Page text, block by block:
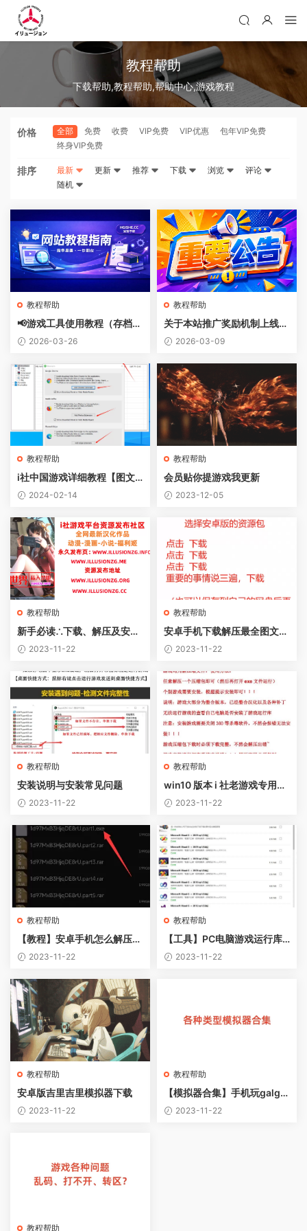
教程帮助
下载帮助,教程帮助,帮助中心,游戏教程
价格 全部 免费 收费 VIP免费 VIP优惠
包年VIP免费
终身VIP免费
排序 最新 更新 推荐 下载 浏览
评论
随机
教程帮助
📢游戏工具使用教程（存档修
改 & 游戏辅助）
2026-03-26
教程帮助
关于本站推广奖励机制上线的
公告2026-03-09
教程帮助
i社中国游戏详细教程【图文
篇】2024-02-14
教程帮助
会员贴你提游戏我更新
2023-12-05
教程帮助
新手必读∴下载、解压及安装
说明2023-11-22
教程帮助
安卓手机下载解压最全图文教
程（附必备解压软件）
2023-11-22
教程帮助
安装说明与安装常见问题
2023-11-22
教程帮助
win10 版本 i 社老游戏专用补
丁（把解压出来的 d3d9. dll
2023-11-22
教程帮助
【教程】安卓手机怎么解压ex
e后缀的压缩包？
2023-11-22
教程帮助
【工具】PC电脑游戏运行库
合集离线安装包【1G】
2023-11-22
教程帮助
安卓版吉里吉里模拟器下载
2023-11-22
教程帮助
【模拟器合集】手机玩galga
me、FLASH、RPG游戏，kir
2023-11-22
教程帮助